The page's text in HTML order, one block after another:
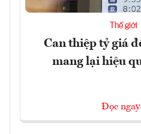
Thế giới
Can thiệp tỷ giá
mang lại hiệu
Đọc ngay